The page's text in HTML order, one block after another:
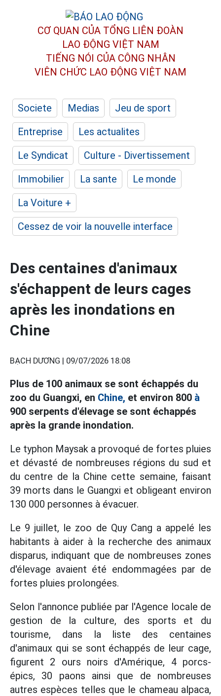
CƠ QUAN CỦA TỔNG LIÊN ĐOÀN
LAO ĐỘNG VIỆT NAM
TIẾNG NÓI CỦA CÔNG NHÂN
VIÊN CHỨC LAO ĐỘNG VIỆT NAM
Societe Medias
Jeu de sport
Entreprise
Les actualites
Le Syndicat
Culture - Divertissement
Immobilier
La sante
Le monde
La Voiture +
Cessez de voir la nouvelle interface
Des centaines d'animaux
s'échappent de leurs cages
après les inondations en
Chine
BẠCH DƯƠNG | 09/07/2026 18:08
Plus de 100 animaux se sont échappés du
zoo du Guangxi, en Chine, et environ 800 à
900 serpents d'élevage se sont échappés
après la grande inondation.
Le typhon Maysak a provoqué de fortes pluies
et dévasté de nombreuses régions du sud et
du centre de la Chine cette semaine, faisant
39 morts dans le Guangxi et obligeant environ
130 000 personnes à évacuer.
Le 9 juillet, le zoo de Quy Cang a appelé les
habitants à aider à la recherche des animaux
disparus, indiquant que de nombreuses zones
d'élevage avaient été endommagées par de
fortes pluies prolongées.
Selon l'annonce publiée par l'Agence locale de
gestion de la culture, des sports et du
tourisme, dans la liste des centaines
d'animaux qui se sont échappés de leur cage,
figurent 2 ours noirs d'Amérique, 4 porcs-
épics, 30 paons ainsi que de nombreuses
autres espèces telles que le chameau alpaca,